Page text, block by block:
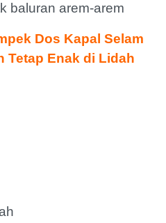
baluran arem-arem
Dos Kapal Selam
Tetap Enak di Lidah